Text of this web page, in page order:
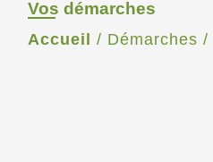
Vos démarches
Accueil / Démarches /